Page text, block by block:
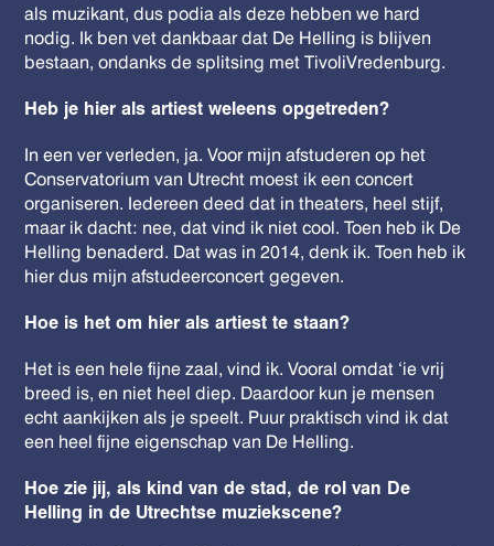
als muzikant, dus podia als deze hebben we hard
nodig. Ik ben vet dankbaar dat De Helling is blijven
bestaan, ondanks de splitsing met TivoliVredenburg.
Heb je hier als artiest weleens opgetreden?
In een ver verleden, ja. Voor mijn afstuderen op het
Conservatorium van Utrecht moest ik een concert
organiseren. Iedereen deed dat in theaters, heel stijf,
maar ik dacht: nee, dat vind ik niet cool. Toen heb ik De
Helling benaderd. Dat was in 2014, denk ik. Toen heb ik
hier dus mijn afstudeerconcert gegeven.
Hoe is het om hier als artiest te staan?
Het is een hele fijne zaal, vind ik. Vooral omdat ‘ie vrij
breed is, en niet heel diep. Daardoor kun je mensen
echt aankijken als je speelt. Puur praktisch vind ik dat
een heel fijne eigenschap van De Helling.
Hoe zie jij, als kind van de stad, de rol van De
Helling in de Utrechtse muziekscene?